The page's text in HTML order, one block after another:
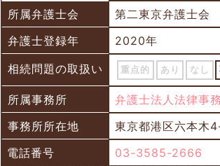
所属弁護士会
第二東京弁護士会
弁護士登録年
2020年
相続問題の取扱い
重点的 あり なし
所属事務所
弁護士法人法律事
事務所所在地
東京都港区六本木
電話番号
03-3585-2666